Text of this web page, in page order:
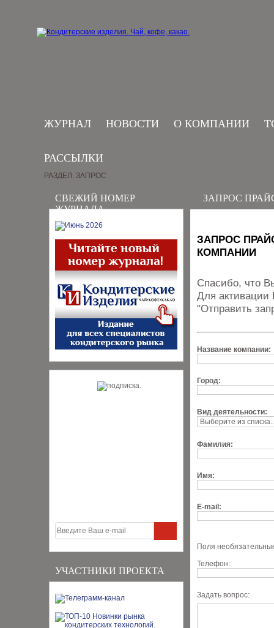
ЖУРНАЛ НОВОСТИ О КОМПАНИИ
РАССЫЛКИ
СВЕЖИЙ НОМЕР
ЖУРНАЛА
УЧАСТНИКИ ПРОЕКТА
РАЗДЕЛ: ЗАПРОС
ЗАПРОС
ЗАПРОС
КОМПАНИИ
Спасибо, что
Для активации
"Отправить
Название компании:
Город:
Вид деятельности:
Фамилия:
Имя:
E-mail:
Поля
Телефон:
Задать вопрос: